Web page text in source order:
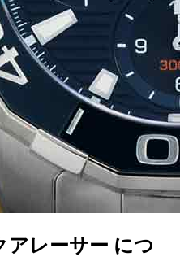
アレーサー につ